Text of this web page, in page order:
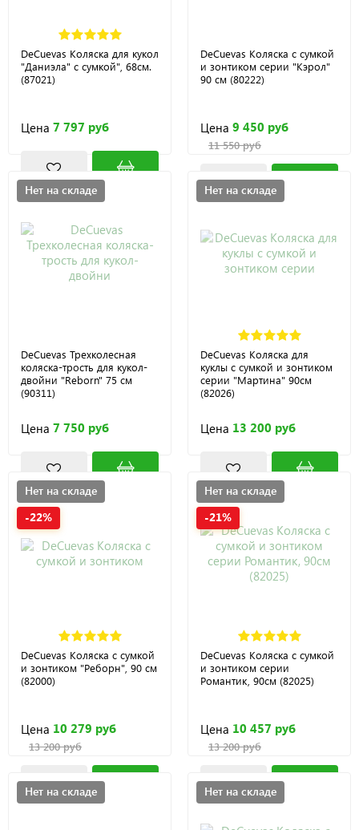
DeCuevas Коляска для кукол
"Даниэла" с сумкой", 68см.
(87021)
Цена 7 797 руб
DeCuevas Коляска с сумкой
и зонтиком серии "Кэрол"
90 см (80222)
Цена 9 450 руб
11 550 руб
Нет на складе
DeCuevas Трехколесная
коляска-трость для кукол-
двойни "Reborn" 75 см
(90311)
Цена 7 750 руб
Нет на складе
DeCuevas Коляска для
куклы с сумкой и зонтиком
серии "Мартина" 90см
(82026)
Цена 13 200 руб
Нет на складе
-22%
DeCuevas Коляска с сумкой
и зонтиком "Реборн", 90 см
(82000)
Цена 10 279 руб
13 200 руб
Нет на складе
-21%
DeCuevas Коляска с сумкой
и зонтиком серии
Романтик, 90см (82025)
Цена 10 457 руб
13 200 руб
Нет на складе Нет на складе